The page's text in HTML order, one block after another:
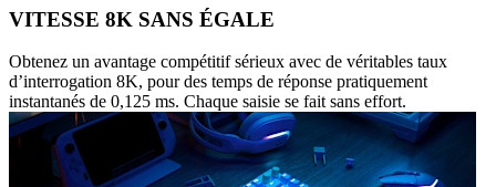
VITESSE 8K SANS ÉGALE
Obtenez un avantage compétitif sérieux avec de véritables taux
d’interrogation 8K, pour des temps de réponse pratiquement
instantanés de 0,125 ms. Chaque saisie se fait sans effort.